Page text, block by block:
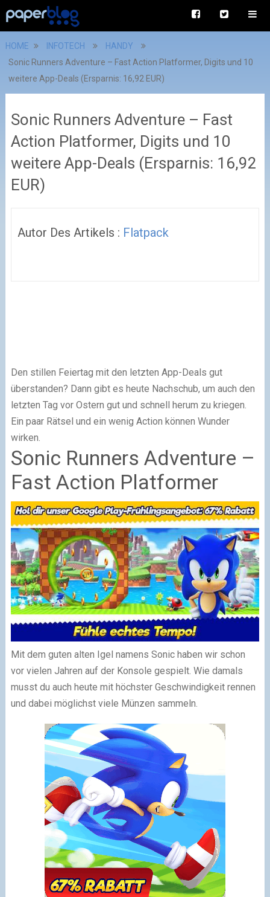
HOME INFOTECH
HANDY
Sonic Runners Adventure – Fast Action Platformer, Digits und 10
weitere App-Deals (Ersparnis: 16,92 EUR)
Sonic Runners Adventure – Fast
Action Platformer, Digits und 10
weitere App-Deals (Ersparnis: 16,92
EUR)
Autor Des Artikels : Flatpack
Den stillen Feiertag mit den letzten App-Deals gut
überstanden? Dann gibt es heute Nachschub, um auch den
letzten Tag vor Ostern gut und schnell herum zu kriegen.
Ein paar Rätsel und ein wenig Action können Wunder
wirken.
Sonic Runners Adventure –
Fast Action Platformer
Mit dem guten alten Igel namens Sonic haben wir schon
vor vielen Jahren auf der Konsole gespielt. Wie damals
musst du auch heute mit höchster Geschwindigkeit rennen
und dabei möglichst viele Münzen sammeln.